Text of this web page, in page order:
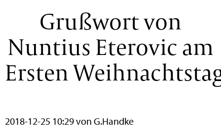
Grußwort von
Nuntius Eterovic am
Ersten
2018-12-25 10:29von G.Handke